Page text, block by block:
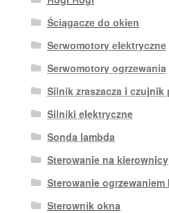
Ściągacze do okien
Serwomotory elektryczne
Serwomotory ogrzewania
Silnik zraszacza i czujnik
Silniki elektryczne
Sonda lambda
Sterowanie na kierownicy
Sterowanie ogrzewaniem
Sterownik okna